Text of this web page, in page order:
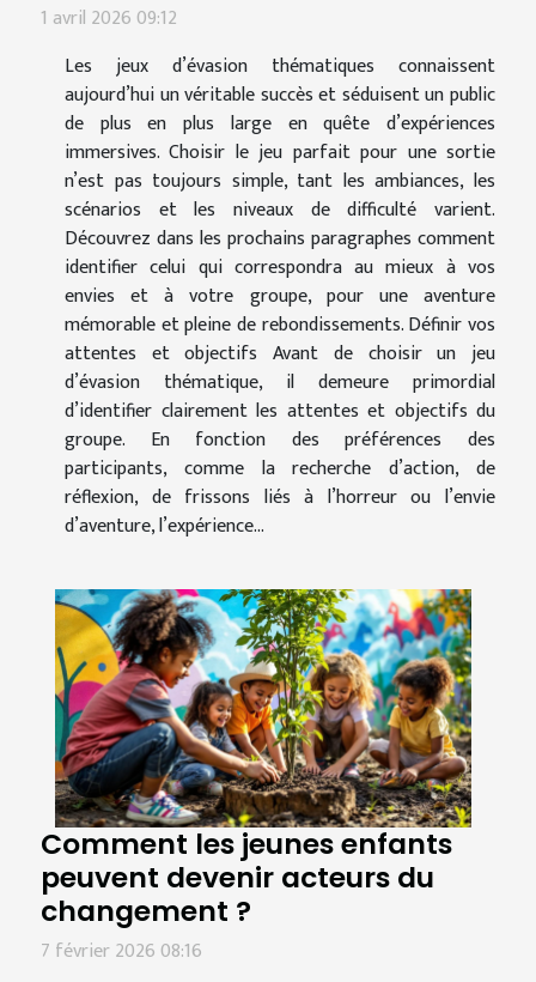
1 avril 2026 09:12
Les jeux d’évasion thématiques connaissent
aujourd’hui un véritable succès et séduisent un public
de plus en plus large en quête d’expériences
immersives. Choisir le jeu parfait pour une sortie
n’est pas toujours simple, tant les ambiances, les
scénarios et les niveaux de difficulté varient.
Découvrez dans les prochains paragraphes comment
identifier celui qui correspondra au mieux à vos
envies et à votre groupe, pour une aventure
mémorable et pleine de rebondissements. Définir vos
attentes et objectifs Avant de choisir un jeu
d’évasion thématique, il demeure primordial
d’identifier clairement les attentes et objectifs du
groupe. En fonction des préférences des
participants, comme la recherche d’action, de
réflexion, de frissons liés à l’horreur ou l’envie
d’aventure, l’expérience...
Comment les jeunes enfants
peuvent devenir acteurs du
changement ?
7 février 2026 08:16